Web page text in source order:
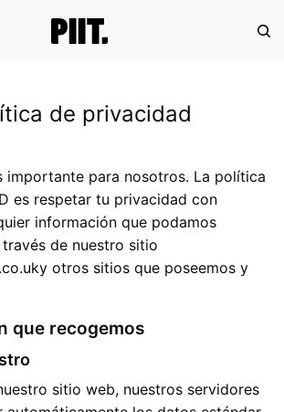
de privacidad
importante para nosotros. La política
es respetar tu privacidad con
información que podamos
de nuestro sitio
y otros sitios que poseemos y
que recogemos
sitio web, nuestros servidores